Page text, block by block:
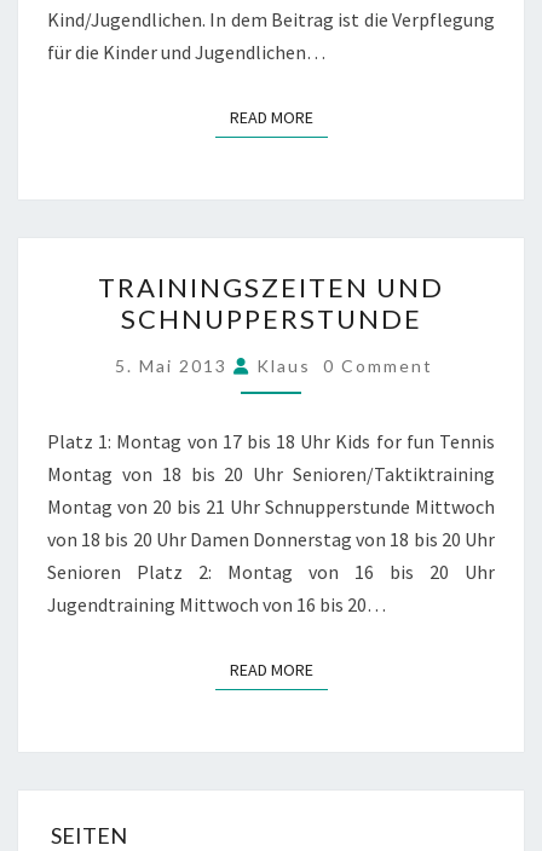
Kind/Jugendlichen. In dem Beitrag ist die Verpflegung
für die Kinder und Jugendlichen…
READ MOREREAD MORE
UND
SCHNUPPERSTUNDE
TRAININGSZEITEN UND
SCHNUPPERSTUNDE
5. Mai 2013 Klaus COMMENTS
0 Comment
Platz 1: Montag von 17 bis 18 Uhr Kids for fun Tennis
Montag von 18 bis 20 Uhr Senioren/Taktiktraining
Montag von 20 bis 21 Uhr Schnupperstunde Mittwoch
von 18 bis 20 Uhr Damen Donnerstag von 18 bis 20 Uhr
Senioren Platz 2: Montag von 16 bis 20 Uhr
Jugendtraining Mittwoch von 16 bis 20…
READ MOREREAD MORE
SEITEN